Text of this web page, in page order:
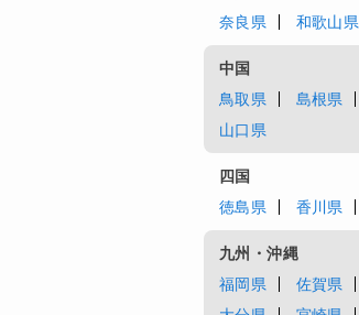
奈良県
和歌山県
中国
鳥取県
島根県
山口県
四国
徳島県
香川県
九州・沖縄
福岡県
佐賀県